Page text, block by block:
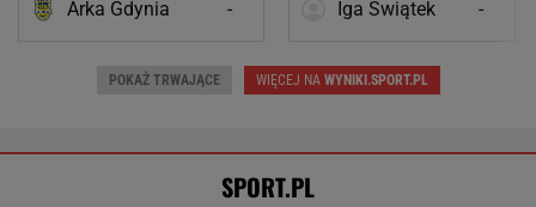
Arka Gdynia
-
Iga Świątek
-
POKAŻ TRWAJĄCE WIĘCEJ NAWYNIKI.SPORT.PL
SPORT.PL